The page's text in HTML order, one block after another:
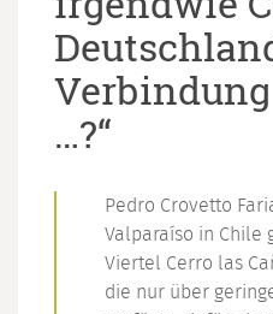
…?“
Pedro Crovetto
Valparaíso in Chile
Viertel Cerro las
die nur über